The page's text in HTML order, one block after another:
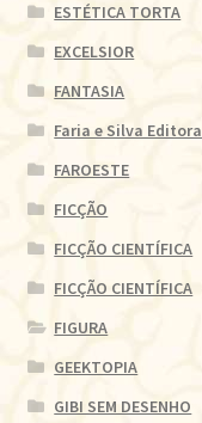
ESTÉTICA TORTA
EXCELSIOR
FANTASIA
Faria e Silva Editora
FAROESTE
FICÇÃO
FICÇÃO CIENTÍFICA
FICÇÃO CIENTÍFICA
FIGURA
GEEKTOPIA
GIBI SEM DESENHO